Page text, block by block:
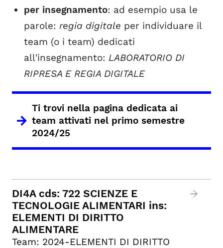
per insegnamento: ad esempio usa le
parole: regia digitale per individuare il
team (o i team) dedicati
all'insegnamento: LABORATORIO DI
RIPRESA E REGIA DIGITALE
Ti trovi nella pagina dedicata ai
team attivati nel primo semestre
2024/25
DI4A cds: 722 SCIENZE E
TECNOLOGIE ALIMENTARI ins:
ELEMENTI DI DIRITTO
ALIMENTARE
Team: 2024-ELEMENTI DI DIRITTO